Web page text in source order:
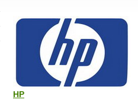
HP